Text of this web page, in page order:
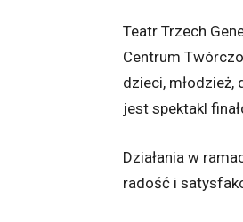
Teatr Trzech
Centrum
dzieci,
jest spektakl
Działania w
radość i